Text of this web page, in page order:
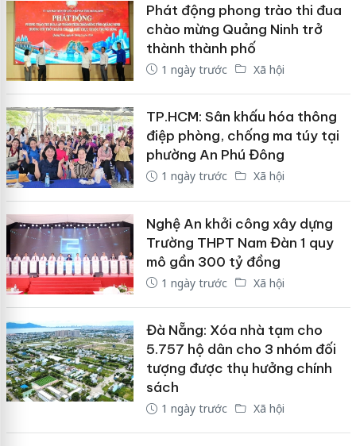
Phát động phong trào thi đua
chào mừng Quảng Ninh trở
thành thành phố
1 ngày trước Xã hội
TP.HCM: Sân khấu hóa thông
điệp phòng, chống ma túy tại
phường An Phú Đông
1 ngày trước Xã hội
Nghệ An khởi công xây dựng
Trường THPT Nam Đàn 1 quy
mô gần 300 tỷ đồng
1 ngày trước Xã hội
Đà Nẵng: Xóa nhà tạm cho
5.757 hộ dân cho 3 nhóm đối
tượng được thụ hưởng chính
sách
1 ngày trước Xã hội